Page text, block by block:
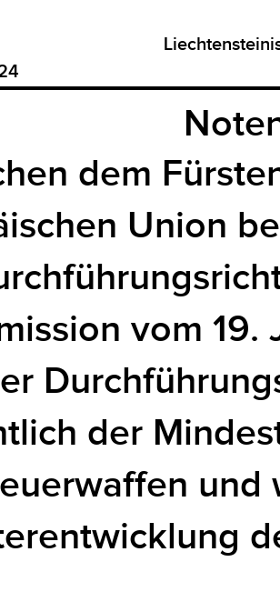
dem
Union
vom
der
und